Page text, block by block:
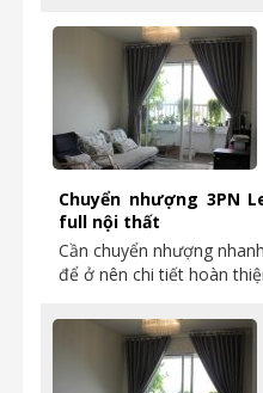
Chuyển nhượng 3PN
full nội thất
Cần chuyển nhượng
để ở nên chi tiết hoàn